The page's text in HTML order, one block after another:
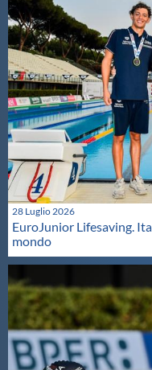
28 Luglio 2026
EuroJunior Lifesaving.
mondo